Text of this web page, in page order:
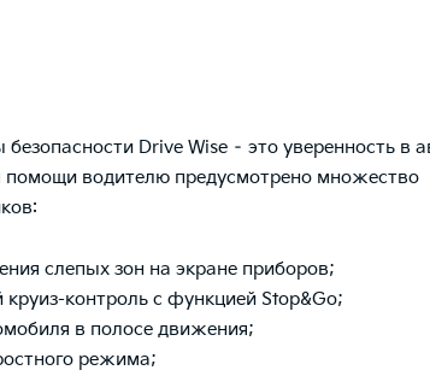
Drive Wise – это уверенность в
помощи водителю предусмотрено множество
слепых зон на экране приборов;
круиз-контроль с функцией Stop&Go;
в полосе движения;
режима;